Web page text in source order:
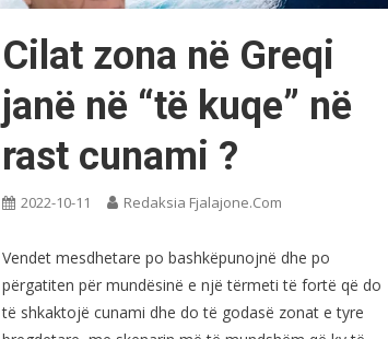
Cilat zona në Greqi
janë në “të kuqe” në
rast cunami ?
2022-10-11 Redaksia Fjalajone.com
Vendet mesdhetare po bashkëpunojnë dhe po
përgatiten për mundësinë e një tërmeti të fortë që do
të shkaktojë cunami dhe do të godasë zonat e tyre